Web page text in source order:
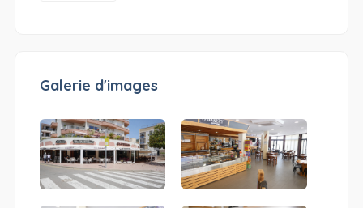
Galerie d'images